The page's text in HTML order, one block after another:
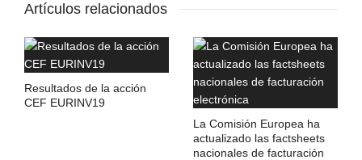
Artículos relacionados
Resultados de la acción
CEF EURINV19
La Comisión Europea ha
actualizado las factsheets
nacionales de facturación